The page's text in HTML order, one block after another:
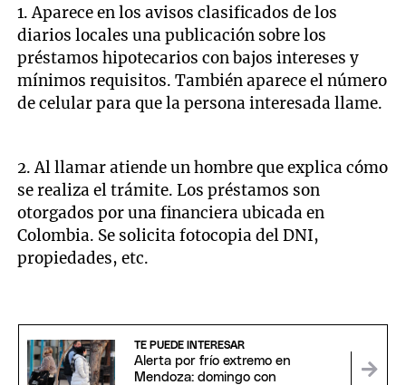
1. Aparece en los avisos clasificados de los
diarios locales una publicación sobre los
préstamos hipotecarios con bajos intereses y
mínimos requisitos. También aparece el número
de celular para que la persona interesada llame.
2. Al llamar atiende un hombre que explica cómo
se realiza el trámite. Los préstamos son
otorgados por una financiera ubicada en
Colombia. Se solicita fotocopia del DNI,
propiedades, etc.
TE PUEDE INTERESAR
Alerta por frío extremo en
Mendoza: domingo con